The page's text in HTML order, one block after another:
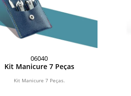
06040
Kit Manicure 7 Peças
Kit Manicure 7 Peças.